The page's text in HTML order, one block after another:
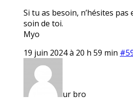
Si tu as besoin, n’hésites
soin de toi.
Myo
19 juin 2024 à 20 h 59 min
ur bro